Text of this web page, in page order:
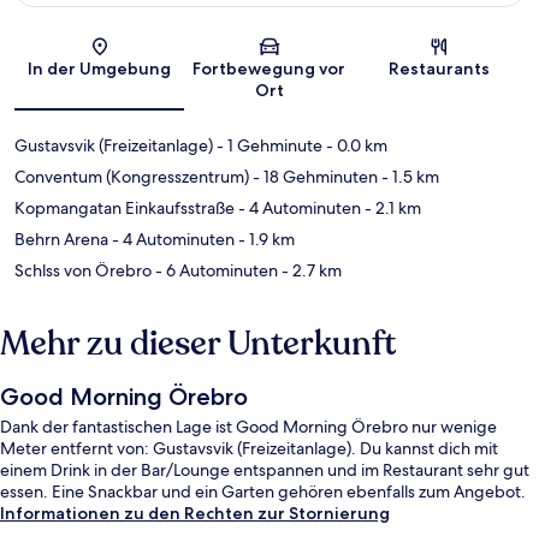
Karte
In der Umgebung
Fortbewegung vor
Ort
Restaurants
Gustavsvik (Freizeitanlage)- 1 Gehminute- 0.0 km
Conventum (Kongresszentrum)- 18 Gehminuten- 1.5 km
Kopmangatan Einkaufsstraße- 4 Autominuten- 2.1 km
Behrn Arena- 4 Autominuten- 1.9 km
Schlss von Örebro- 6 Autominuten- 2.7 km
Mehr zu dieser Unterkunft
Good Morning Örebro
Dank der fantastischen Lage ist Good Morning Örebro nur wenige
Meter entfernt von: Gustavsvik (Freizeitanlage). Du kannst dich mit
einem Drink in der Bar/Lounge entspannen und im Restaurant sehr gut
essen. Eine Snackbar und ein Garten gehören ebenfalls zum Angebot.
Informationen zu den Rechten zur Stornierung